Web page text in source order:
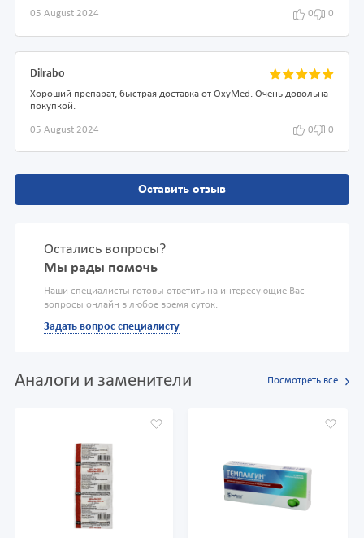
05 August 2024 0 0
Dilrabo
Хороший препарат, быстрая доставка от OxyMed. Очень довольна
покупкой.
05 August 2024 0 0
Оставить отзыв
Остались вопросы?
Мы рады помочь
Наши специалисты готовы ответить на интересующие Вас
вопросы онлайн в любое время суток.
Задать вопрос специалисту
Аналоги и заменители Посмотреть все